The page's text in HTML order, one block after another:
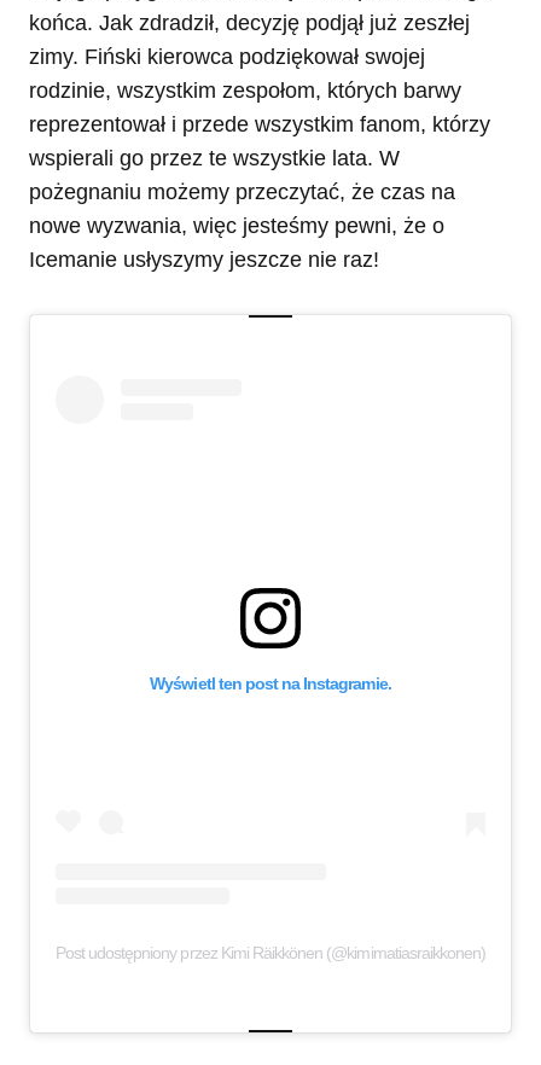
końca. Jak zdradził, decyzję podjął już zeszłej
zimy. Fiński kierowca podziękował swojej
rodzinie, wszystkim zespołom, których barwy
reprezentował i przede wszystkim fanom, którzy
wspierali go przez te wszystkie lata. W
pożegnaniu możemy przeczytać, że czas na
nowe wyzwania, więc jesteśmy pewni, że o
Icemanie usłyszymy jeszcze nie raz!
Wyświetl ten post na Instagramie.
Post udostępniony przez Kimi Räikkönen (@kimimatiasraikkonen)